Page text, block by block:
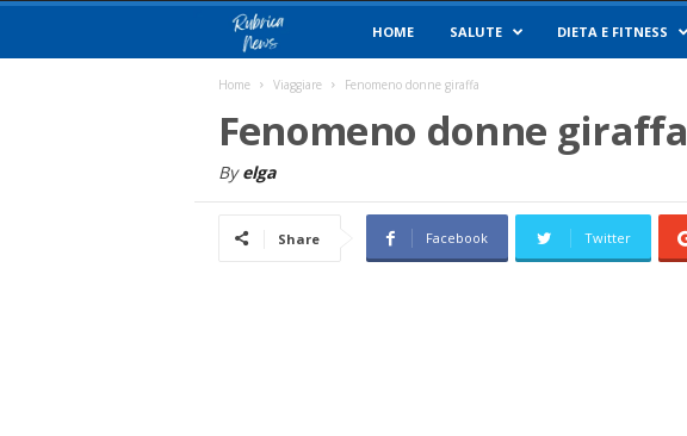
u
b
HOME SALUTE DIETA E FITNESS
Home Viaggiare Fenomeno donne giraffa
Fenomeno donne giraffa
By elga
Share Facebook Twitter